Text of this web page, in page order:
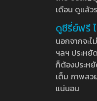
เดือน ดูแล้ว
ดูซีรี่ย์ฟรี
นอกจากจะ
ฯลฯ ประหยั
ก็ต้องประห
เต็ม ภาพสว
แน่นอน